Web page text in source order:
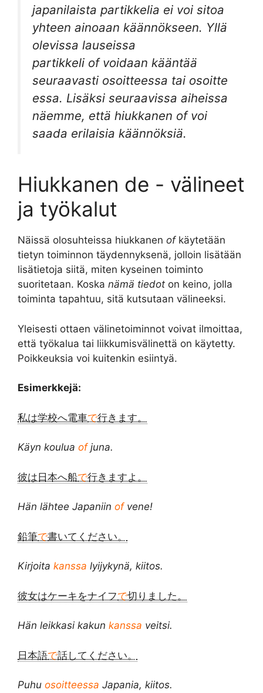
japanilaista partikkelia ei voi sitoa
yhteen ainoaan käännökseen. Yllä
olevissa lauseissa
partikkeli of voidaan kääntää
seuraavasti osoitteessa tai osoitte
essa. Lisäksi seuraavissa aiheissa
näemme, että hiukkanen ofvoi
saada erilaisia käännöksiä.
Hiukkanen de - välineet
ja työkalut
Näissä olosuhteissa hiukkanen of käytetään
tietyn toiminnon täydennyksenä, jolloin lisätään
lisätietoja siitä, miten kyseinen toiminto
suoritetaan. Koska nämä tiedot on keino, jolla
toiminta tapahtuu, sitä kutsutaan välineeksi.
Yleisesti ottaen välinetoiminnot voivat ilmoittaa,
että työkalua tai liikkumisvälinettä on käytetty.
Poikkeuksia voi kuitenkin esiintyä.
Esimerkkejä:
私は学校へ電車で行きます。
Käyn koulua ofjuna.
彼は日本へ船で行きますよ。
Hän lähtee Japaniin ofvene!
鉛筆で書いてください。
Kirjoita kanssa lyijykynä, kiitos.
彼女はケーキをナイフで切りました。
Hän leikkasi kakun kanssa veitsi.
日本語で話してください。
Puhu osoitteessa Japania, kiitos.